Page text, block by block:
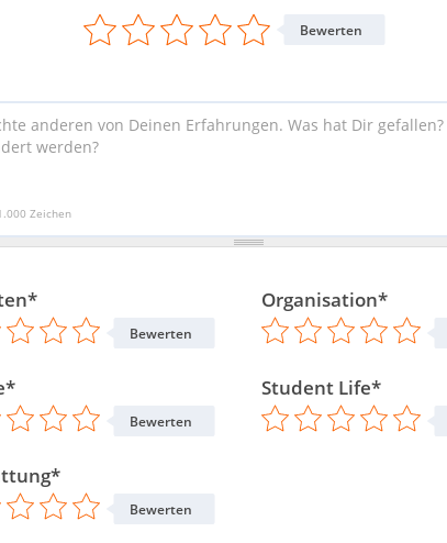
Bewerten
Zeichen
Bewerten
Organisation*
Bewerten
Student Life*
Bewerten